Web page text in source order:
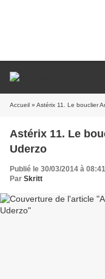
Accueil » Astérix 11. Le bouclier
Astérix 11. Le
Uderzo
Publié le 30/03/2014 à 08:41
Par Skritt